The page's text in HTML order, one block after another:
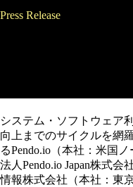
Press Release
システム・ソフトウェア
向上までのサイクルを網
るPendo.io（本社：米国
法人Pendo.io Japan株式
情報株式会社（本社：東